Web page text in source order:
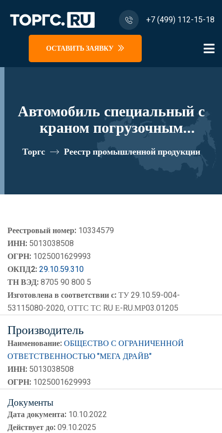
+7 (499) 112-15-18
ОСТАВИТЬ ЗАЯВКУ
Автомобиль специальный с
краном погрузочным
гидравлическим типа КМА на
базе КАМАЗ 65117 и его
реестровый номер 10334579
Торгс Реестр промышленной продукции
Реестровый номер: 10334579
ИНН: 5013038508
ОГРН: 1025001629993
ОКПД2:29.10.59.310
ТН ВЭД:8705 90 800 5
Изготовлена в соответствии с:ТУ 29.10.59-004-
53115080-2020, ОТТС ТС RU Е-RU.МР03.01205
Производитель
Наименование:ОБЩЕСТВО С ОГРАНИЧЕННОЙ
ОТВЕТСТВЕННОСТЬЮ "МЕГА ДРАЙВ"
ИНН: 5013038508
ОГРН: 1025001629993
Документы
Дата документа: 10.10.2022
Действует до:09.10.2025